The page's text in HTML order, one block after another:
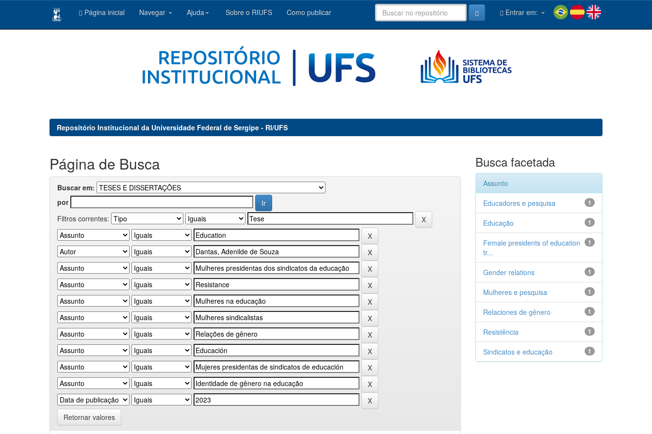
Página inicial Navegar Ajuda Sobre o RIUFS Como publicar Entrar em:
Repositório Institucional da Universidade Federal de Sergipe - RI/UFS
Página de Busca
Buscar em:
por
Filtros correntes:
Retornar valores
Busca facetada
Assunto
1
Educadores e pesquisa
1
Educação
1
Female presidents of education
tr...
1
Gender relations
1
Mulheres e pesquisa
1
Relaciones de gênero
1
Resistência
1
Sindicatos e educação